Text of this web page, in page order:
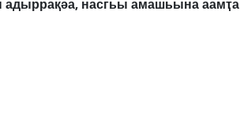
адыррақәа, насгьы амашьына аамҭа